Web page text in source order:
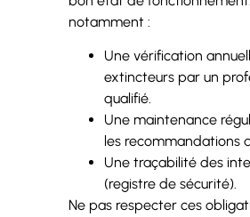
notamment :
Une vérification
extincteurs par un
qualifié.
Une maintenance
les recommandations
Une traçabilité des
(registre de sécurité).
Ne pas respecter ces